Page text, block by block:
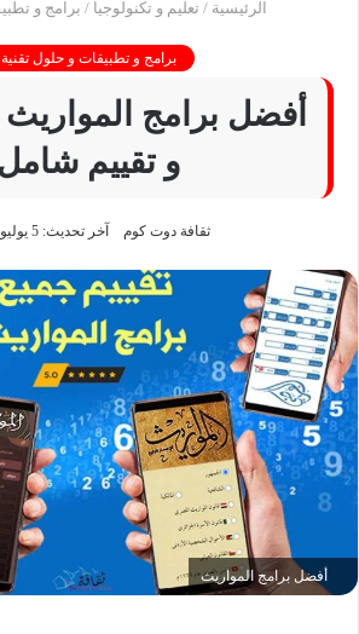
الرئيسية / تعليم و تكنولوجيا / برامج و
برامج و تطبيقات و حلول تقنية
أفضل برامج
و تقييم شامل
ثقافة دوت كوم آخر تحديث: 5 يوليو، 2023
أفضل برامج المواريث